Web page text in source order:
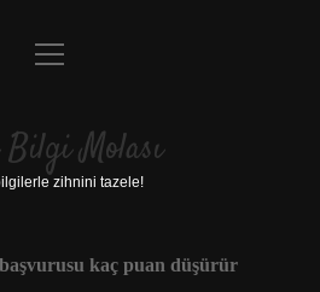
Anasayfa
Yasal Uyarı
menüyü
Bilgi Molası
zihnini tazele!
kaç puan düşürür